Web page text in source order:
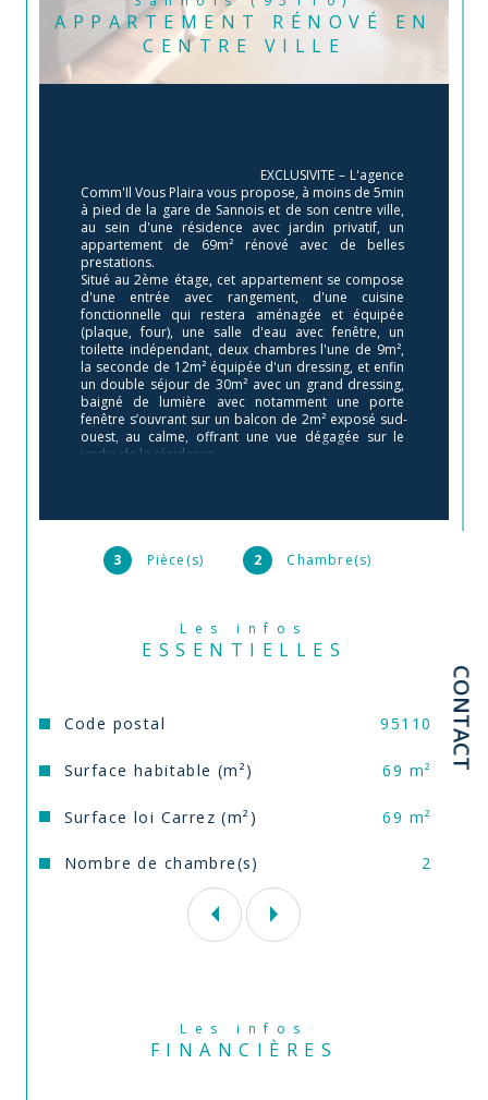
CONTACT
APPARTEMENT RÉNOVÉ EN
CENTRE VILLE
3 Pièce(s) 2 Chambre(s)
Les infos
ESSENTIELLES
Caractéristiques Valeurs
Code postal 95110
Surface habitable (m²) 69 m²
Surface loi Carrez (m²) 69 m²
Nombre de chambre(s) 2
Comm'Il Vous Plaira vous propose, à moins de 5min
à pied de la gare de Sannois et de son centre ville,
au sein d'une résidence avec jardin privatif, un
appartement de 69m² rénové avec de belles
prestations.
Situé au 2ème étage, cet appartement se compose
d'une entrée avec rangement, d'une cuisine
fonctionnelle qui restera aménagée et équipée
(plaque, four), une salle d'eau avec fenêtre, un
toilette indépendant, deux chambres l'une de 9m²,
la seconde de 12m² équipée d'un dressing, et enfin
un double séjour de 30m² avec un grand dressing,
baigné de lumière avec notamment une porte
fenêtre s’ouvrant sur un balcon de 2m² exposé sud-
ouest, au calme, offrant une vue dégagée sur le
jardin de la résidence.
incluent le chauffage, l’eau froide, l’entretien des
verts.Copropriété calme et bien entretenue, aucun
travaux prévus. Commerces, centre ville et gare de
Cécile Darmon de l’agence Comm’ il vous plaira –
Les infos
FINANCIÈRES